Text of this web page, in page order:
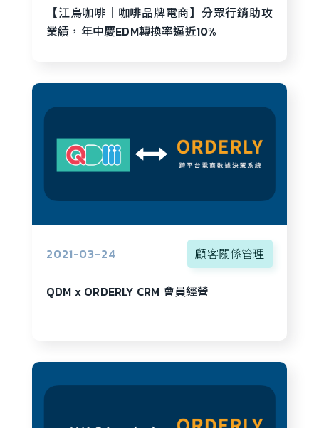
【江鳥咖啡│咖啡品牌電商】分眾行銷助攻
業績，年中慶EDM轉換率逼近10%
2021-03-24 顧客關係管理
QDM x ORDERLY CRM 會員經營